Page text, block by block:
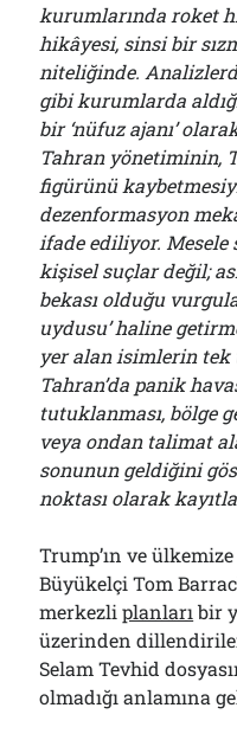
kurumlarında roket
hikâyesi, sinsi bir
niteliğinde.
gibi kurumlarda
bir ‘nüfuz ajanı’
Tahran yönetiminin,
figürünü
dezenformasyon
ifade ediliyor. Mesele
kişisel suçlar değil;
bekası olduğu
uydusu’ haline
yer alan isimlerin tek
Tahran’da panik
tutuklanması, bölge
veya ondan talimat
sonunun geldiğini
noktası olarak
Trump’ın ve
Büyükelçi Tom
merkezliplanları bir
üzerinden
Selam Tevhid
olmadığı anlamına